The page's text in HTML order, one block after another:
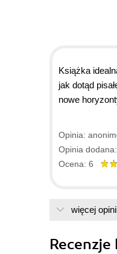
Książka
jak dotąd
nowe
obiektówką
Opinia:
Opinia
Ocena: 6
więcej
Recenzje